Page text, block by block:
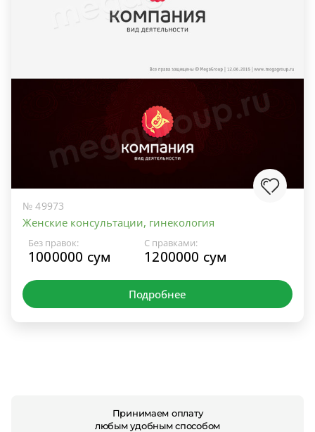
№ 49973
Женские консультации, гинекология
Без правок:
1000000 сум
С правками:
1200000 сум
Подробнее
Принимаем оплату
любым удобным способом